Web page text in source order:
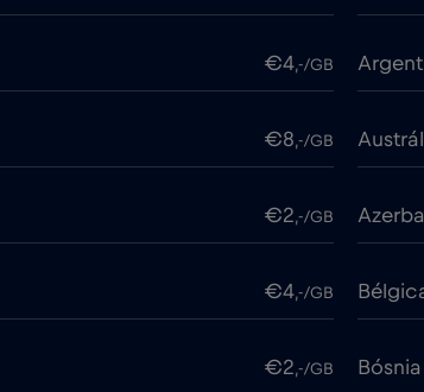
€4,-/GB
€8,-/GB
€2,-/GB
€4,-/GB
€2,-/GB